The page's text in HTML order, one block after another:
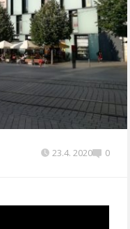
23.4. 2020 0